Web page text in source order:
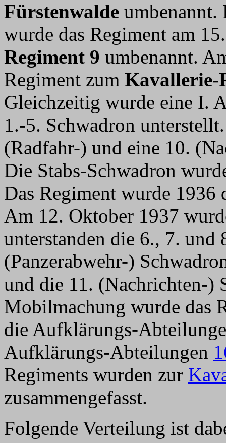
Fürstenwalde umbenannt.
wurde das Regiment am
Regiment 9 umbenannt.
Regiment zum Kavallerie-
Gleichzeitig wurde eine I.
1.-5. Schwadron
(Radfahr-) und eine 10.
Die Stabs-Schwadron
Das Regiment wurde 1936
Am 12. Oktober 1937
unterstanden die 6., 7.
(Panzerabwehr-)
und die 11. (Nachrichten-)
Mobilmachung wurde das
die Aufklärungs-
Aufklärungs-Abteilungen
Regiments wurden zur
zusammengefasst.
Folgende Verteilung ist